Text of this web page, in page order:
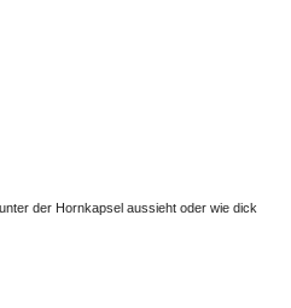
der Hornkapsel aussieht oder wie dick